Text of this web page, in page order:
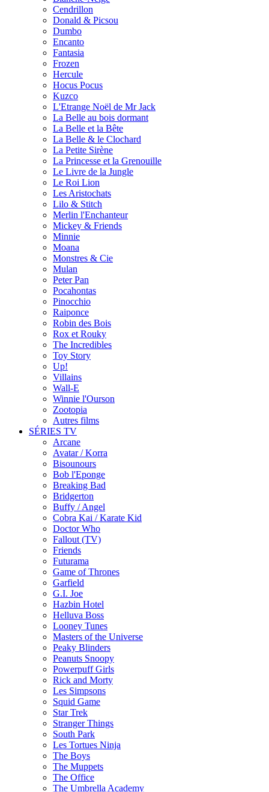
Cendrillon
Donald & Picsou
Dumbo
Encanto
Fantasia
Frozen
Hercule
Hocus Pocus
Kuzco
L'Etrange Noël de Mr Jack
La Belle au bois dormant
La Belle et la Bête
La Belle & le Clochard
La Petite Sirène
La Princesse et la Grenouille
Le Livre de la Jungle
Le Roi Lion
Les Aristochats
Lilo & Stitch
Merlin l'Enchanteur
Mickey & Friends
Minnie
Moana
Monstres & Cie
Mulan
Peter Pan
Pocahontas
Pinocchio
Raiponce
Robin des Bois
Rox et Rouky
The Incredibles
Toy Story
Up!
Villains
Wall-E
Winnie l'Ourson
Zootopia
Autres films
SÉRIES TV
Arcane
Avatar / Korra
Bisounours
Bob l'Eponge
Breaking Bad
Bridgerton
Buffy / Angel
Cobra Kai / Karate Kid
Doctor Who
Fallout (TV)
Friends
Futurama
Game of Thrones
Garfield
G.I. Joe
Hazbin Hotel
Helluva Boss
Looney Tunes
Masters of the Universe
Peaky Blinders
Peanuts Snoopy
Powerpuff Girls
Rick and Morty
Les Simpsons
Squid Game
Star Trek
Stranger Things
South Park
Les Tortues Ninja
The Boys
The Muppets
The Office
The Umbrella Academy